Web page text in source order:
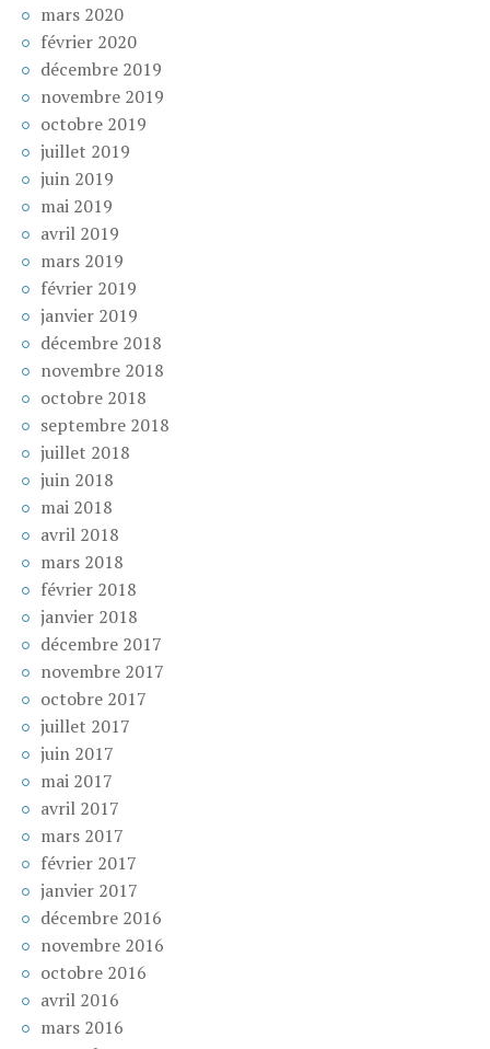
mars 2020
février 2020
décembre 2019
novembre 2019
octobre 2019
juillet 2019
juin 2019
mai 2019
avril 2019
mars 2019
février 2019
janvier 2019
décembre 2018
novembre 2018
octobre 2018
septembre 2018
juillet 2018
juin 2018
mai 2018
avril 2018
mars 2018
février 2018
janvier 2018
décembre 2017
novembre 2017
octobre 2017
juillet 2017
juin 2017
mai 2017
avril 2017
mars 2017
février 2017
janvier 2017
décembre 2016
novembre 2016
octobre 2016
avril 2016
mars 2016